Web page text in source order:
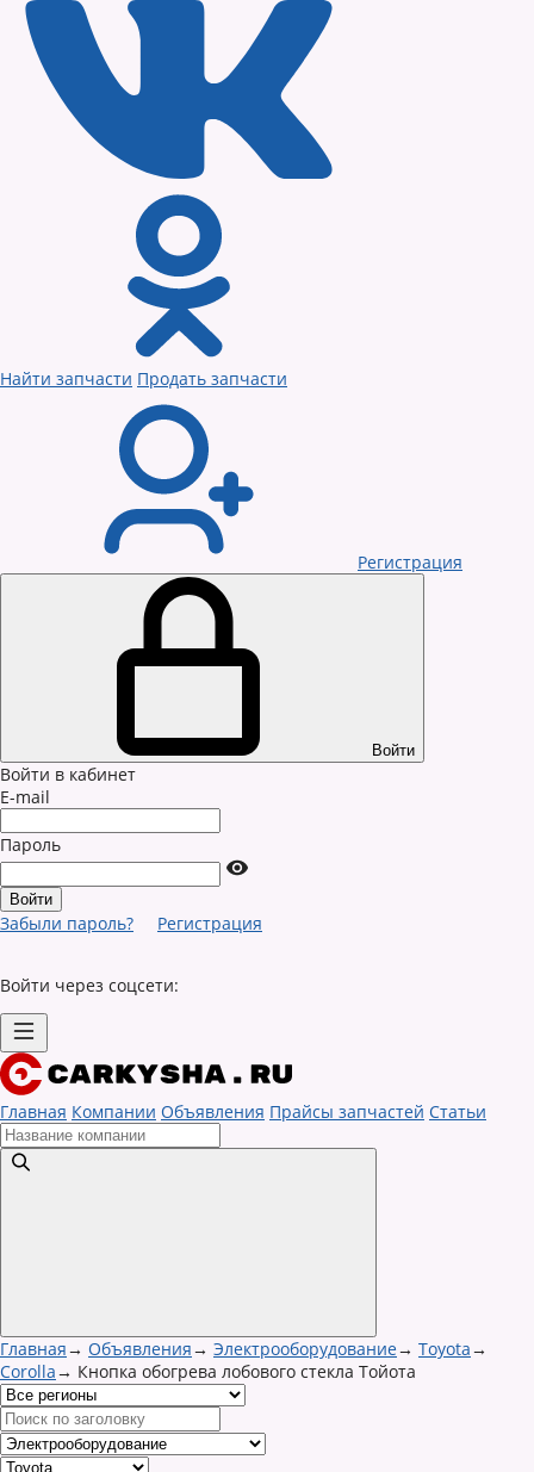
Найти запчасти Продать запчасти
Регистрация
Войти
Войти в кабинет
E-mail
Пароль
Забыли пароль? Регистрация
Войти через соцсети:
Главная Компании Объявления Прайсы запчастей Статьи
Главная→ Объявления→ Электрооборудование→ Toyota→
Corolla→ Кнопка обогрева лобового стекла Тойота